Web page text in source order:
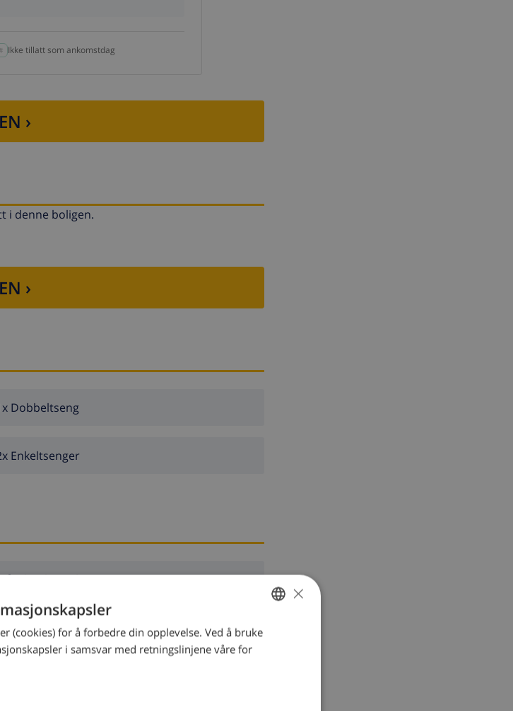
Ikke tillatt som ankomstdag
›
i denne boligen.
›
Dobbeltseng
Enkeltsenger
Toalett
NORWEGIAN
DUTCH
×
(cookies) for å forbedre din opplevelse. Ved å bruke
i samsvar med retningslinjene våre for